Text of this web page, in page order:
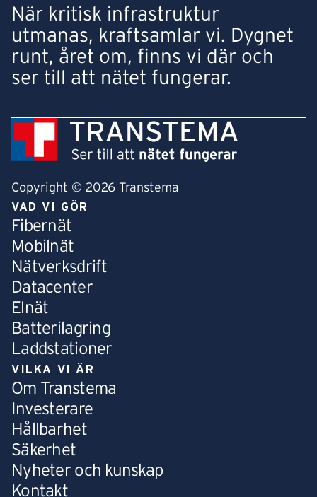
När kritisk infrastruktur
utmanas, kraftsamlar vi. Dygnet
runt, året om, finns vi där och
ser till att nätet fungerar.
Copyright © 2026 Transtema
VAD VI GÖR
Fibernät
Mobilnät
Nätverksdrift
Datacenter
Elnät
Batterilagring
Laddstationer
VILKA VI ÄR
Om Transtema
Investerare
Hållbarhet
Säkerhet
Nyheter och kunskap
Kontakt